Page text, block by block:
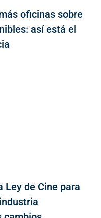
oficinas sobre
así está el
Ley de Cine para